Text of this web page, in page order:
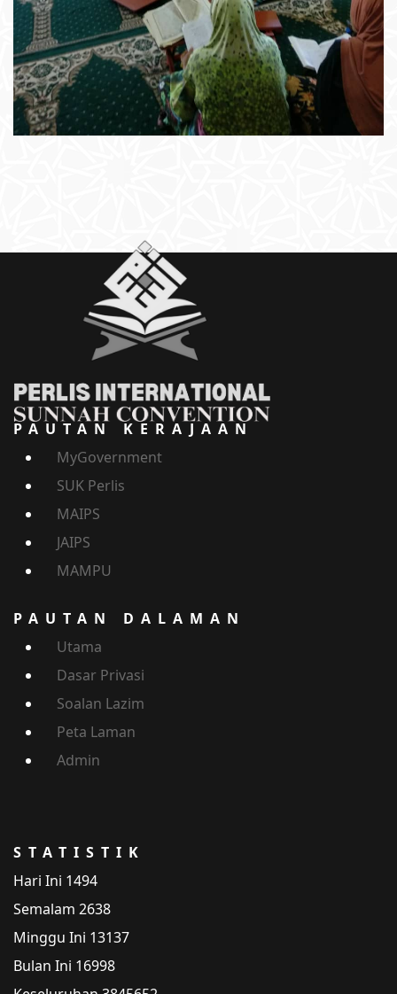
PAUTAN KERAJAAN
MyGovernment
SUK Perlis
MAIPS
JAIPS
MAMPU
PAUTAN DALAMAN
Utama
Dasar Privasi
Soalan Lazim
Peta Laman
Admin
STATISTIK
Hari Ini 1494
Semalam 2638
Minggu Ini 13137
Bulan Ini 16998